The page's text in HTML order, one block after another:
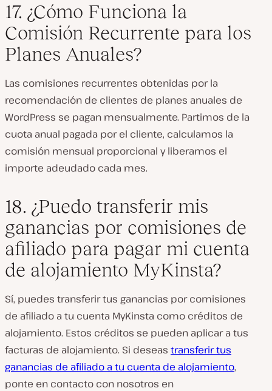
17. ¿Cómo Funciona la
Comisión Recurrente para los
Planes Anuales?
Las comisiones recurrentes obtenidas por la
recomendación de clientes de planes anuales de
WordPress se pagan mensualmente. Partimos de la
cuota anual pagada por el cliente, calculamos la
comisión mensual proporcional y liberamos el
importe adeudado cada mes.
18. ¿Puedo transferir mis
ganancias por comisiones de
afiliado para pagar mi cuenta
de alojamiento MyKinsta?
Sí, puedes transferir tus ganancias por comisiones
de afiliado a tu cuenta MyKinsta como créditos de
alojamiento. Estos créditos se pueden aplicar a tus
facturas de alojamiento. Si deseas transferir tus
ganancias de afiliado a tu cuenta de alojamiento,
ponte en contacto con nosotros en